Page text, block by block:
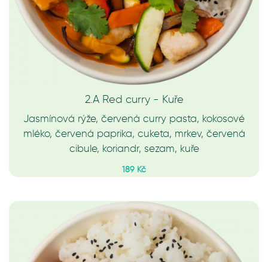
2.A Red curry - Kuře
Jasmínová rýže, červená curry pasta, kokosové
mléko, červená paprika, cuketa, mrkev, červená
cibule, koriandr, sezam, kuře
189 Kč